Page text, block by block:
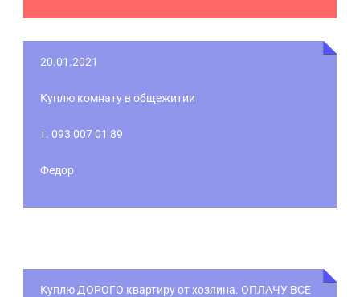
20.01.2021
Куплю комнату в общежитии
т. 093 007 01 89
Федор
Куплю ДОРОГО квартиру от хозяина. ОПЛАЧУ ВСЕ